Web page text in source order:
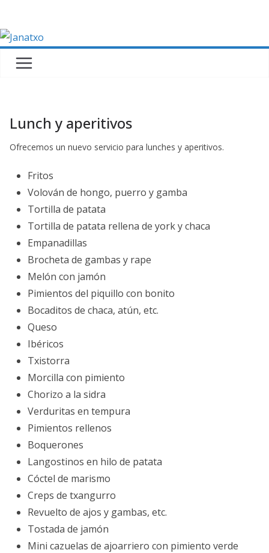
contenido
Lunch y aperitivos
Ofrecemos un nuevo servicio para lunches y aperitivos.
Fritos
Volován de hongo, puerro y gamba
Tortilla de patata
Tortilla de patata rellena de york y chaca
Empanadillas
Brocheta de gambas y rape
Melón con jamón
Pimientos del piquillo con bonito
Bocaditos de chaca, atún, etc.
Queso
Ibéricos
Txistorra
Morcilla con pimiento
Chorizo a la sidra
Verduritas en tempura
Pimientos rellenos
Boquerones
Langostinos en hilo de patata
Cóctel de marismo
Creps de txangurro
Revuelto de ajos y gambas, etc.
Tostada de jamón
Mini cazuelas de ajoarriero con pimiento verde